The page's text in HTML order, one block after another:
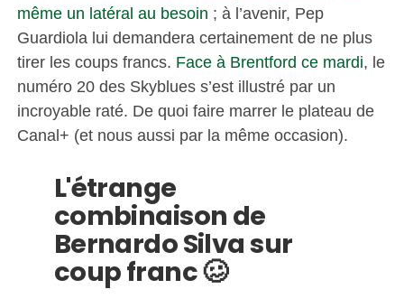
même un latéral au besoin ; à l’avenir, Pep
Guardiola lui demandera certainement de ne plus
tirer les coups francs. Face à Brentford ce mardi, le
numéro 20 des Skyblues s’est illustré par un
incroyable raté. De quoi faire marrer le plateau de
Canal+ (et nous aussi par la même occasion).
L'étrange
combinaison de
Bernardo Silva sur
coup franc 🥴